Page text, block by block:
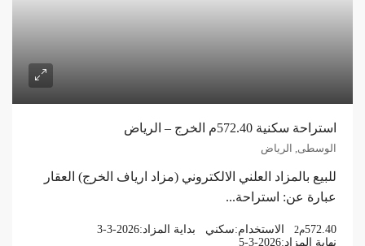
استراحة سكنية 572.40م الخرج – الرياض
الوسطى, الرياض
للبيع بالمزاد العلني الالكتروني (مزاد ارياف الخرج) العقار
عبارة عن: استراحة...
572.40م2 الاستخدام:سكني بداية المزاد:3-3-2026
نهاية المزاد:5-3-2026